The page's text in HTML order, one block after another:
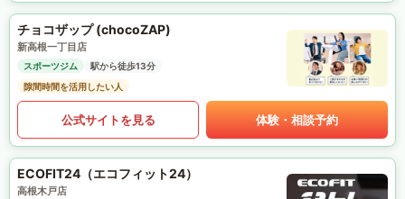
チョコザップ (chocoZAP)
新高根一丁目店
スポーツジム
駅から徒歩13分
隙間時間を活用したい人
公式サイトを見る 体験・相談予約
ECOFIT24（エコフィット24）
高根木戸店